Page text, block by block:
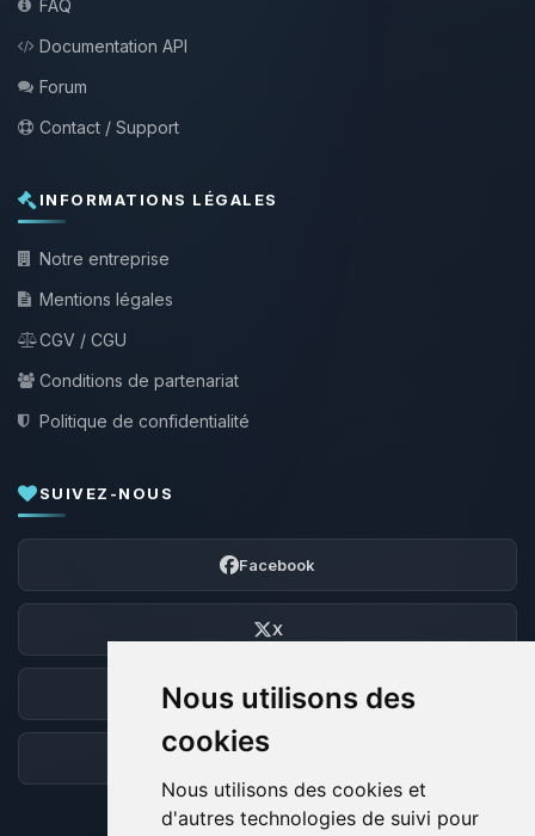
Nous utilisons des
cookies
Nous utilisons des cookies et
d'autres technologies de suivi pour
FAQ
Documentation API
Forum
Contact / Support
INFORMATIONS LÉGALES
Notre entreprise
Mentions légales
CGV / CGU
Conditions de partenariat
Politique de confidentialité
SUIVEZ-NOUS
Facebook
X
Discord
Forum